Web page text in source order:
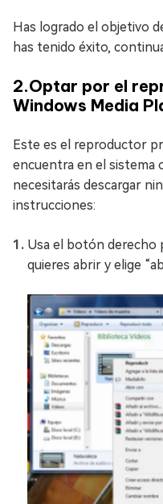
Has logrado el objetivo
has tenido éxito,
2.Optar por el
Windows Media
Este es el reproductor
encuentra en el sistema
necesitarás descargar
instrucciones:
Usa el botón derecho
quieres abrir y elige